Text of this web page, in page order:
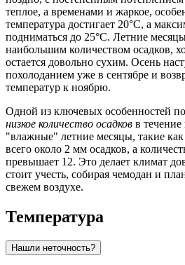
теплое, а временами и жаркое,
температура достигает 20°C, а
подниматься до 25°C. Летние
наибольшим количеством осадков,
остается довольно сухим. Осень
похолоданием уже в сентябре и
температур к ноябрю.
Одной из ключевых особенностей
низкое количество осадков в
"влажные" летние месяцы, такие
всего около 2 мм осадков, а
превышает 12. Это делает климат
стоит учесть, собирая чемодан и
свежем воздухе.
Температура
Нашли неточность?